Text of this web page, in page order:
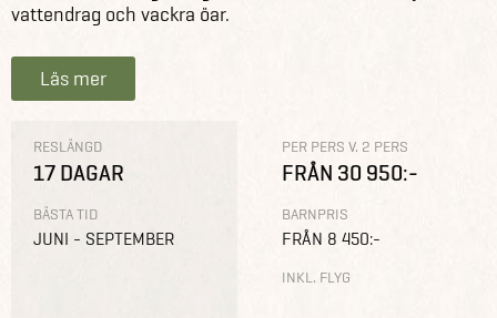
vattendrag och vackra öar.
Läs mer
RESLÄNGD
17 DAGAR
BÄSTA TID
JUNI - SEPTEMBER
PER PERS V. 2 PERS
FRÅN 30 950:-
BARNPRIS
FRÅN 8 450:-
INKL. FLYG